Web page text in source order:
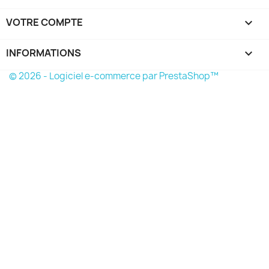
VOTRE COMPTE 
INFORMATIONS keyboard_arrow_down
© 2026 - Logiciel e-commerce par PrestaShop™